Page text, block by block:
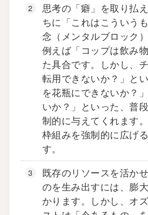
思考の「癖」を取り払
ちに「これはこういう
念（メンタルブロック
例えば「コップは飲み
た具合です。しかし、
転用できないか？」と
を花瓶にできないか？
いか？」といった、普
制的に与えてくれます
枠組みを強制的に広げ
す。
既存のリソースを活か
のを生み出すには、膨
かります。しかし、オ